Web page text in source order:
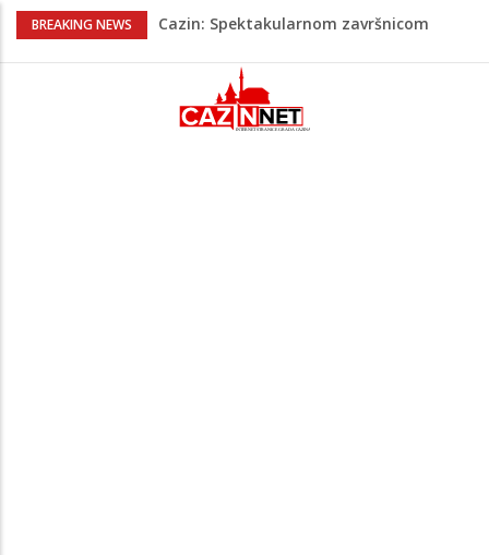
BREAKING NEWS
Cazin: Spektakularnom završnicom
Na Ahiret preselila Rekić (Balić) Asima
Dramatično kod Konjica: Požar se širi
prema kućama, dva helikoptera gase